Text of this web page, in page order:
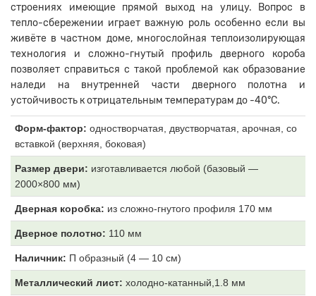
строениях имеющие прямой выход на улицу. Вопрос в
тепло-сбережении играет важную роль особенно если вы
живёте в частном доме, многослойная теплоизолирующая
технология и сложно-гнутый профиль дверного короба
позволяет справиться с такой проблемой как образование
наледи на внутренней части дверного полотна и
устойчивость к отрицательным температурам до -40°С.
Форм-фактор: одностворчатая, двустворчатая, арочная, со
вставкой (верхняя, боковая)
Размер двери: изготавливается любой (базовый —
2000×800 мм)
Дверная коробка: из сложно-гнутого профиля 170 мм
Дверное полотно: 110 мм
Наличник: П образный (4 — 10 см)
Металлический лист: холодно-катанный,1.8 мм